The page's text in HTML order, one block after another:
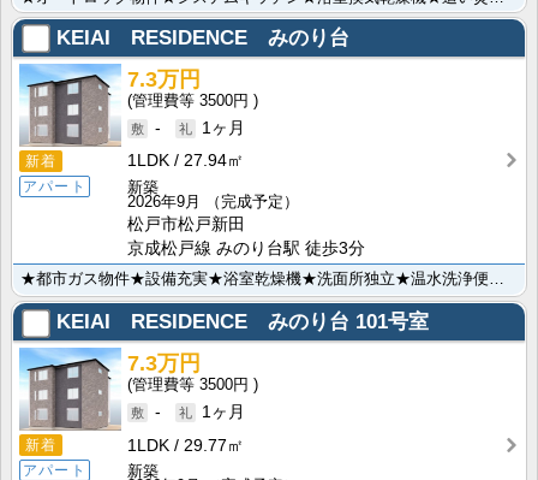
KEIAI RESIDENCE みのり台
新着
アパート
7.3万円
3500円
-
1ヶ月
1LDK
27.94㎡
新築
2026年9月
（完成予定）
松戸市松戸新田
京成松戸線 みのり台駅 徒歩3分
★都市ガス物件★設備充実★浴室乾燥機★洗面所独立★温水洗浄便座★2口コンロ付システムキッチン★インタ･･･
KEIAI RESIDENCE みのり台 101号室
新着
アパート
7.3万円
3500円
-
1ヶ月
1LDK
29.77㎡
新築